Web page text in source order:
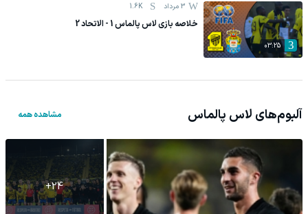
03:25
3 مرداد 1.6K
خلاصه بازی لاس پالماس 1 - الاتحاد 2
آلبوم‌های لاس پالماس مشاهده همه
+24